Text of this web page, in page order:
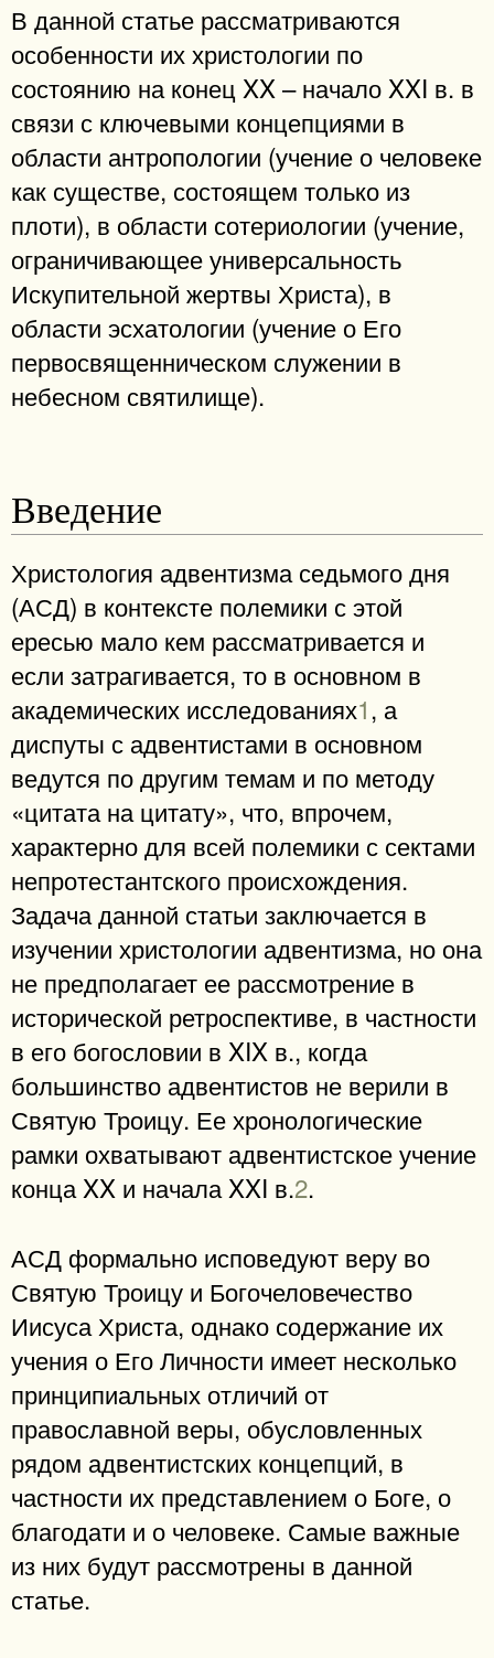
В данной статье рассматриваются
особенности их христологии по
состоянию на конец XX – начало XXI в. в
связи с ключевыми концепциями в
области антропологии (учение о человеке
как существе, состоящем только из
плоти), в области сотериологии (учение,
ограничивающее универсальность
Искупительной жертвы Христа), в
области эсхатологии (учение о Его
первосвященническом служении в
небесном святилище).
Введение
Христология адвентизма седьмого дня
(АСД) в контексте полемики с этой
ересью мало кем рассматривается и
если затрагивается, то в основном в
академических исследованиях1, а
диспуты с адвентистами в основном
ведутся по другим темам и по методу
«цитата на цитату», что, впрочем,
характерно для всей полемики с сектами
непротестантского происхождения.
Задача данной статьи заключается в
изучении христологии адвентизма, но она
не предполагает ее рассмотрение в
исторической ретроспективе, в частности
в его богословии в XIX в., когда
большинство адвентистов не верили в
Святую Троицу. Ее хронологические
рамки охватывают адвентистское учение
конца XX и начала XXI в.2.
АСД формально исповедуют веру во
Святую Троицу и Богочеловечество
Иисуса Христа, однако содержание их
учения о Его Личности имеет несколько
принципиальных отличий от
православной веры, обусловленных
рядом адвентистских концепций, в
частности их представлением о Боге, о
благодати и о человеке. Самые важные
из них будут рассмотрены в данной
статье.